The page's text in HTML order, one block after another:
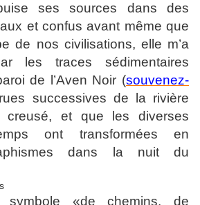
ses sources dans des
et confus avant même que
de nos civilisations, elle m’a
les traces sédimentaires
de l’Aven Noir (souvenez-
successives de la rivière
creusé, et que les diverses
ont transformées en
dans la nuit du
«de chemins, de